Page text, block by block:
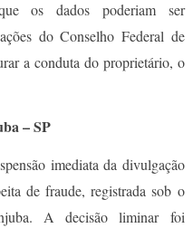
os dados poderiam ser
do Conselho Federal de
a conduta do proprietário, o
– SP
imediata da divulgação
de fraude, registrada sob o
A decisão liminar foi